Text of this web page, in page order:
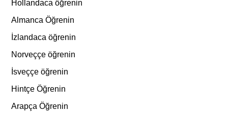
Hollandaca öğrenin
Almanca Öğrenin
İzlandaca öğrenin
Norveççe öğrenin
İsveççe öğrenin
Hintçe Öğrenin
Arapça Öğrenin